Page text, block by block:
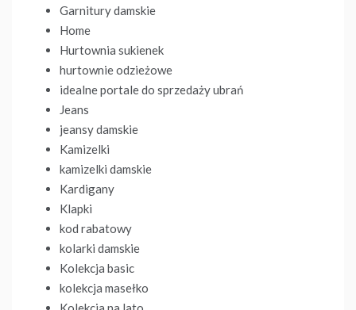
Garnitury damskie
Home
Hurtownia sukienek
hurtownie odzieżowe
idealne portale do sprzedaży ubrań
Jeans
jeansy damskie
Kamizelki
kamizelki damskie
Kardigany
Klapki
kod rabatowy
kolarki damskie
Kolekcja basic
kolekcja masełko